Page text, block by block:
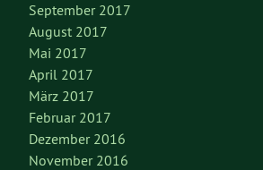
September 2017
August 2017
Mai 2017
April 2017
März 2017
Februar 2017
Dezember 2016
November 2016